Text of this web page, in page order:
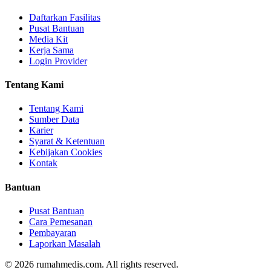
Daftarkan Fasilitas
Pusat Bantuan
Media Kit
Kerja Sama
Login Provider
Tentang Kami
Tentang Kami
Sumber Data
Karier
Syarat & Ketentuan
Kebijakan Cookies
Kontak
Bantuan
Pusat Bantuan
Cara Pemesanan
Pembayaran
Laporkan Masalah
© 2026 rumahmedis.com. All rights reserved.